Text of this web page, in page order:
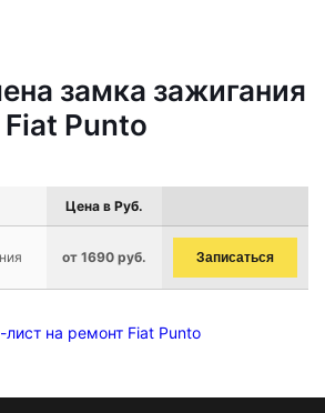
замка зажигания
Fiat Punto
Цена в Руб.
от 1690 руб. Записаться
лист на ремонт Fiat Punto